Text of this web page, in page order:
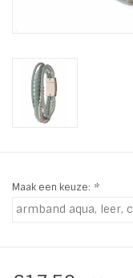
SALE
Blog
Maak een keuze: *